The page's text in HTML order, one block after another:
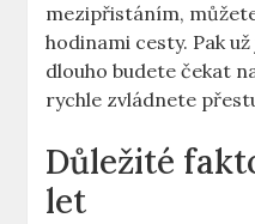
mezipřistáním,
hodinami cesty. Pak
dlouho budete čekat
rychle zvládnete
Důležité
let